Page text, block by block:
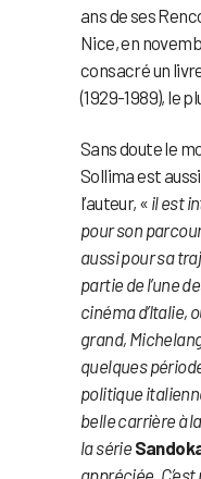
ans de ses
Nice, en
consacré un
(1929-1989), le
Sans doute le
Sollima est
l’auteur, « il est
pour son
aussi pour sa
partie de l’une
cinéma d’Italie,
grand,
quelques
politique
belle carrière à
la série
appréciée. C’est